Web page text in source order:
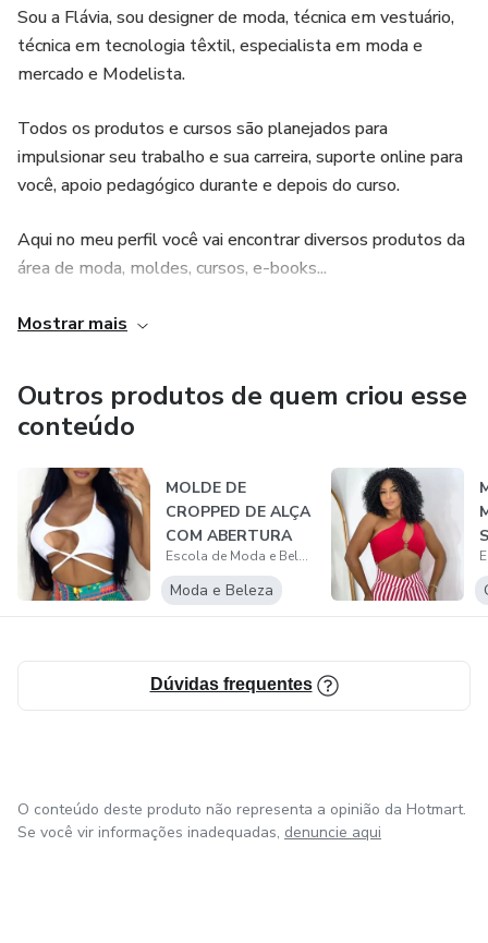
Sou a Flávia, sou designer de moda, técnica em vestuário,
técnica em tecnologia têxtil, especialista em moda e
mercado e Modelista.
Todos os produtos e cursos são planejados para
impulsionar seu trabalho e sua carreira, suporte online para
você, apoio pedagógico durante e depois do curso.
Aqui no meu perfil você vai encontrar diversos produtos da
área de moda, moldes, cursos, e-books...
Todos os nossos cursos são certificados e muito bem
período você ainda poderá contar com o suporte EaD.
Mostrar mais
Outros produtos de quem criou esse
conteúdo
MOLDE DE
CROPPED DE ALÇA
COM ABERTURA
Escola de Moda e Beleza (Flávia Elizabeth)
Moda e Beleza
Dúvidas frequentes
O conteúdo deste produto não representa a opinião da Hotmart.
Se você vir informações inadequadas, denuncie aqui